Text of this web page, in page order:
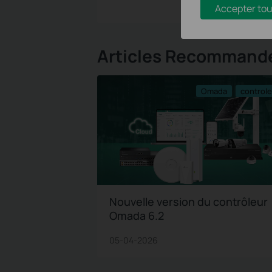
Articles
Omada
Nouvelle version du contrôleur
Omada 6.2
05-04-2026
Accepter